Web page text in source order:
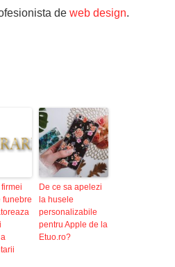
de web design.
funebre
De ce sa apelezi
la husele
personalizabile
pentru Apple de la
Etuo.ro?